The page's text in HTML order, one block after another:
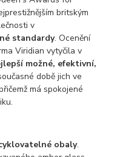
britským
v
standardy. Ocenění
Viridian vytyčila v
možné, efektivní,
době jich ve
má spokojené
obaly.